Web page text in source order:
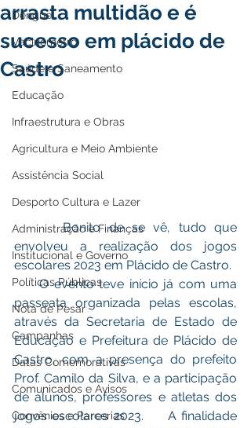
Dengue
Vacinômetro
Saúde e Saneamento
Educação
Infraestrutura e Obras
Agricultura e Meio Ambiente
Assistência Social
Desporto Cultura e Lazer
Administração e Finanças
Institucional e Governo
Políticas Públicas
Nota de Pesar
Campanhas
Datas Comemorativas
Comunicados e Avisos
Convênios e Parcerias
arrasta multidão e é
sucesso em plácido de
Castro
      Bonito de se vê, tudo que
envolveu a realização dos jogos
escolares 2023 em Plácido de Castro.
     O evento teve início já com uma
passeata organizada pelas escolas,
através da Secretaria de Estado de
Educação e Prefeitura de Plácido de
Castro, com a presença do prefeito
Prof. Camilo da Silva, e a participação
de alunos, professores e atletas dos
jogos escolares 2023.     A finalidade